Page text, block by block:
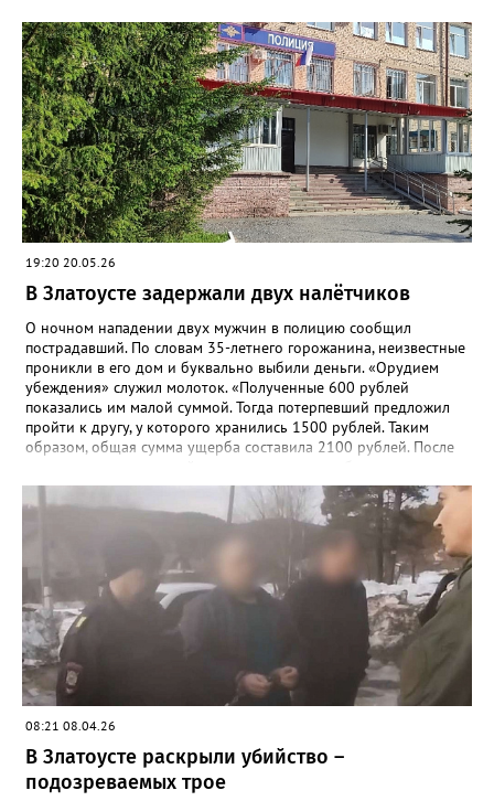
один из них, но грабитель отобрал у неё аппарат, поднял
второй и убежал. Впоследствии от сумки он избавился, а
сотовые присвоил», - рассказали в златоустовском ОМВД.
Подозреваемого сотрудники уголовного розыска задержали
по горячим следам. Ранее судимый, без определённого места
жительства и нигде не работающий 43-летний гражданин
водворён в изолятор временного содержания. Уголовное дело
возбуждено по статье «Грабёж, совершённый с применением
насилия, не опасного для жизни или здоровья».
19:20 20.05.26
В Златоусте задержали двух налётчиков
О ночном нападении двух мужчин в полицию сообщил
пострадавший. По словам 35-летнего горожанина, неизвестные
проникли в его дом и буквально выбили деньги. «Орудием
убеждения» служил молоток. «Полученные 600 рублей
показались им малой суммой. Тогда потерпевший предложил
пройти к другу, у которого хранились 1500 рублей. Таким
образом, общая сумма ущерба составила 2100 рублей. После
рассказали в златоустовском ОМВД. 19 мая сотрудники отдела
уголовного розыска задержали подозреваемых –
неработающих ранее судимых 32-летних мужчин. Уголовное
дело возбуждено по статье «Разбой».
08:21 08.04.26
В Златоусте раскрыли убийство –
подозреваемых трое